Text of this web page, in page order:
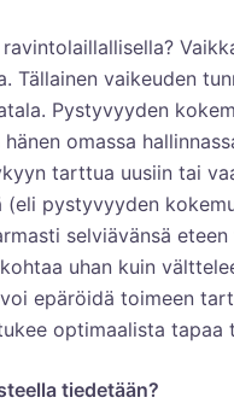
Tällainen vaikeuden
Pystyvyyden
omassa
tarttua uusiin tai
pystyvyyden
selviävänsä
uhan kuin
epäröidä toimeen
optimaalista tapaa
tiedetään?